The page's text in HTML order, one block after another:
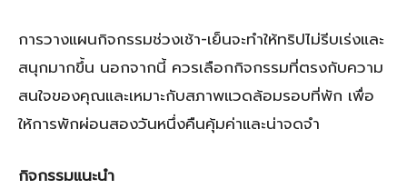
การวางแผนกิจกรรมช่วงเช้า-เย็นจะทำให้ทริปไม่รีบเร่งและ
สนุกมากขึ้น นอกจากนี้ ควรเลือกกิจกรรมที่ตรงกับความ
สนใจของคุณและเหมาะกับสภาพแวดล้อมรอบที่พัก เพื่อ
ให้การพักผ่อนสองวันหนึ่งคืนคุ้มค่าและน่าจดจำ
กิจกรรมแนะนำ